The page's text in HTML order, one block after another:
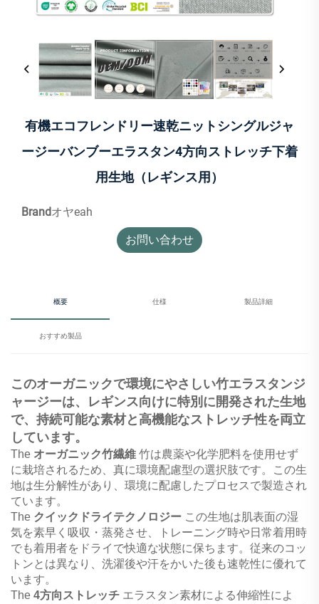
有機エコフレンドリー速乾ニットシングルジャ
ージーバンブーエラスタン4方向ストレッチ下着
用生地（レギンス用）
Brandオヤeah
お問い合わせ
概要 仕様 製品詳細
おすすめ製品
このオーガニックで環境にやさしい竹エラスタンジ
ャージーは、レギンス向けに特別に開発された生地
で、持続可能な素材と高機能なストレッチ性を両立
しています。
The オーガニック竹繊維 竹は農薬や化学肥料を使用せず
に栽培されるため、真に環境配慮型の選択肢です。この生
地は生分解性があり、環境に配慮したプロセスで製造され
ています。
The クイックドライテクノロジー この生地は肌表面の湿
気を素早く吸収・蒸発させ、トレーニング時や日常着用時
でも着用者をドライで快適な状態に保ちます。従来のコッ
トンとは異なり、洗濯後や汗をかいた後も速乾性に優れて
います。
The 4方向ストレッチ エラスタン素材による伸縮性によ